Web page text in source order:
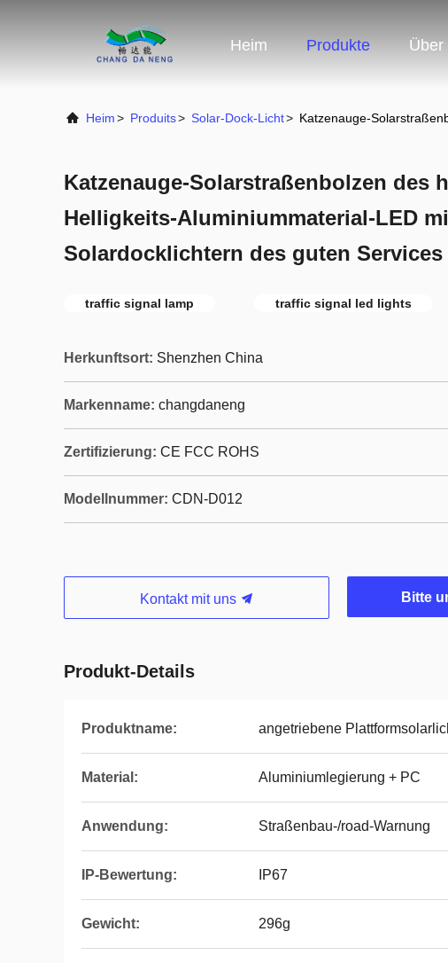
Heim Produkte Über
Heim> Produits> Solar-Dock-Licht> Katzenauge-
Katzenauge-Solarstraßenbolzen des
Helligkeits-Aluminiummaterial-LED
Solardocklichtern des guten Services
traffic signal lamp traffic signal led lights
Herkunftsort: Shenzhen China
Markenname: changdaneng
Zertifizierung: CE FCC ROHS
Modellnummer: CDN-D012
Kontakt mit uns Bitte
Produkt-Details
Produktname: angetriebene
Material: Aluminiumlegierung + PC
Anwendung: Straßenbau-/road-Warnung
IP-Bewertung: IP67
Gewicht: 296g